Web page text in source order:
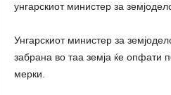
унгарскиот министер за
Унгарскиот министер за
забрана во таа земја ќе опфати
мерки.